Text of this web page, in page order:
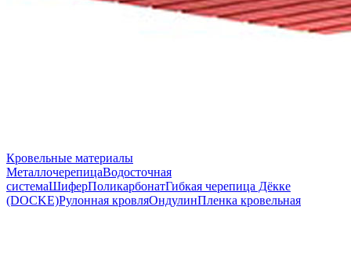
Кровельные материалы
МеталлочерепицаВодосточная
системаШиферПоликарбонатГибкая черепица Дёкке
(DOCKE)Рулонная кровляОндулинПленка кровельная